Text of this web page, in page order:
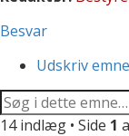
Besvar
Udskriv emne
14 indlæg • Side 1